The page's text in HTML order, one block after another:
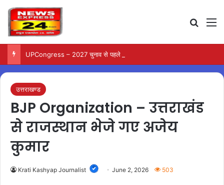
उत्तराखण्ड
BJP Organization – उत्तराखंड
से राजस्थान भेजे गए अजेय
कुमार
Krati Kashyap Journalist June 2, 2026 503